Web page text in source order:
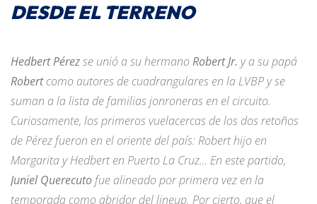
DESDE EL TERRENO
Hedbert Pérezse unió a su hermanoRobert Jr. y a su papá
Robertcomo autores de cuadrangulares en la LVBP y se
suman a la lista de familias jonroneras en el circuito.
Curiosamente, los primeros vuelacercas de los dos retoños
de Pérez fueron en el oriente del país: Robert hijo en
Margarita y Hedbert en Puerto La Cruz… En este partido,
Juniel Querecutofue alineado por primera vez en la
temporada como abridor del lineup. Por cierto, que el